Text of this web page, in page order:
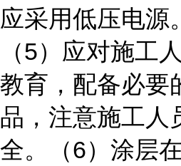
应采用低压电源。
（5）应对施工
教育，配备必要
品，注意施工人
全。（6）涂层